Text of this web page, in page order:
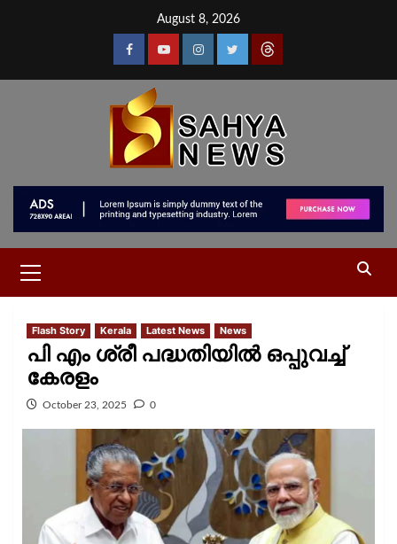
August 8, 2026
Flash Story Kerala Latest News News
പി എം ശ്രീ പദ്ധതിയില്‍ ഒപ്പുവച്ച്
കേരളം
October 23, 2025 0